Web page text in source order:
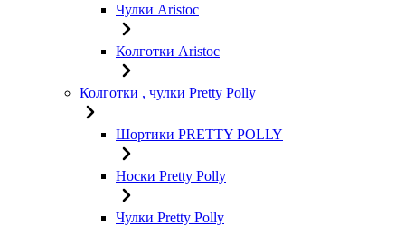
Чулки Aristoc
Колготки Aristoc
Колготки , чулки Pretty Polly
Шортики PRETTY POLLY
Носки Pretty Polly
Чулки Pretty Polly